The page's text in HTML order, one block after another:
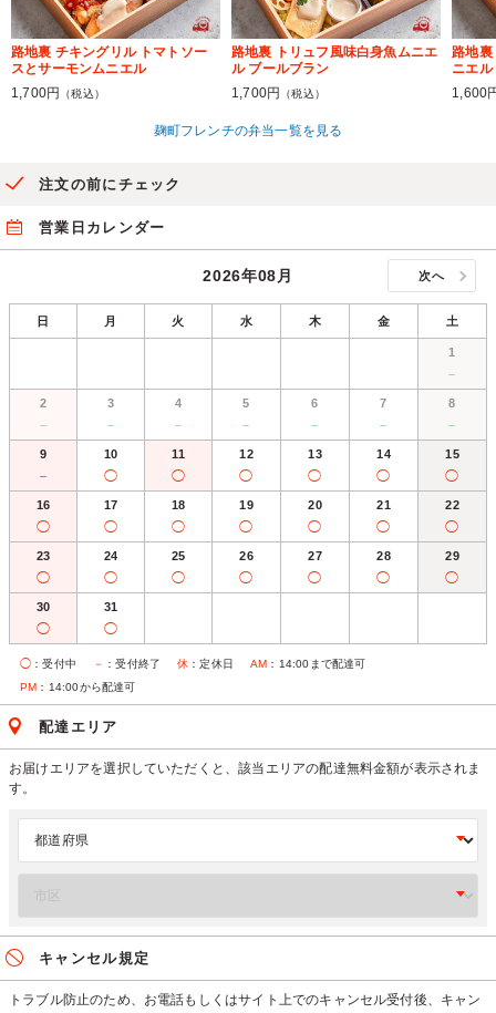
路地裏 チキングリル トマトソー
スとサーモンムニエル
1,700円
（税込）
路地裏 トリュフ風味白身魚ムニエ
ル ブールブラン
1,700円
（税込）
路地裏
ニエル
1,600
麹町フレンチの弁当一覧を見る
注文の前にチェック
営業日カレンダー
2026年08月 次へ
日 月 火 水 木 金 土
1
－
2
－
3
－
4
－
5
－
6
－
7
－
8
－
9
－
10
◯
11
◯
12
◯
13
◯
14
◯
15
◯
16
◯
17
◯
18
◯
19
◯
20
◯
21
◯
22
◯
23
◯
24
◯
25
◯
26
◯
27
◯
28
◯
29
◯
30
◯
31
◯
◯ ：受付中 － ：受付終了 休 ：定休日 AM ：14:00まで配達可
PM ：14:00から配達可
配達エリア
お届けエリアを選択していただくと、該当エリアの配達無料金額が表示されま
す。
キャンセル規定
トラブル防止のため、お電話もしくはサイト上でのキャンセル受付後、キャン